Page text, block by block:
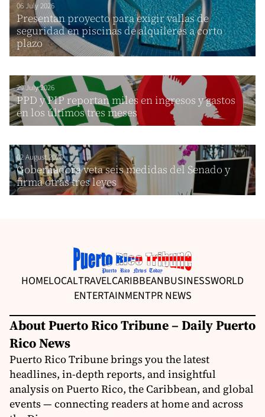
06 July 2026
Presentan proyecto para exigir vallas de
seguridad en piscinas de alquileres a corto
plazo
29 July 2026
PPD y PIP reportan miles en ingresos y gastos
en los últimos tres meses
02 August 2026
Gobernadora veta seis medidas del Senado y
firma otras tres leyes
HOMELOCALTRAVELCARIBBEANBUSINESSWORLD
ENTERTAINMENTPR NEWS
About Puerto Rico Tribune – Daily Puerto
Rico News
Puerto Rico Tribune brings you the latest
headlines, in-depth reports, and insightful
analysis on Puerto Rico, the Caribbean, and global
events — connecting readers at home and across